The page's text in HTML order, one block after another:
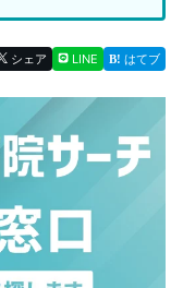
保険など、読んだ方
筆しています。
識していることは
への説明がうまく
っての“当たり
前ではないこと
シェア LINE はてブ